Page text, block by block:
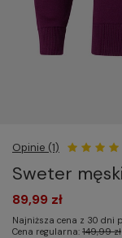
Opinie (1)
Sweter
89,99 zł
Najniższa cena z 30 dni
Cena regularna: 149,99 zł